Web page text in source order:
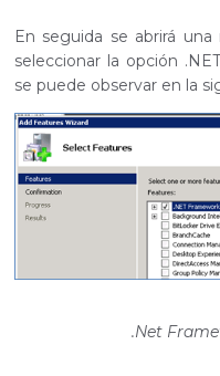
En seguida se abrirá
seleccionar la opción
se puede observar en la
.Net